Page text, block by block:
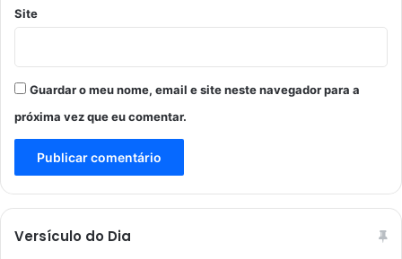
Site
Guardar o meu nome, email e site neste navegador para a
próxima vez que eu comentar.
Versículo do Dia